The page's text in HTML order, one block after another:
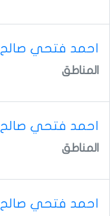
احمد فتحي صالح
المناطق
احمد فتحي صالح
المناطق
احمد فتحي صالح